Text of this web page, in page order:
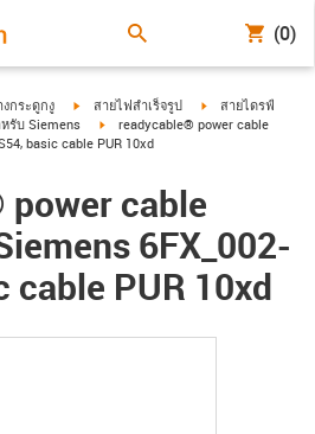
(0)
กระดูกงู igus-icon-arrow-right
สายไฟสำเร็จรูป igus-icon-arrow-
สายไดรฟ์
right
รับ Siemens igus-icon-arrow-right
readycable® power cable
basic cable PUR 10xd
cable
6FX_002-
cable PUR 10xd